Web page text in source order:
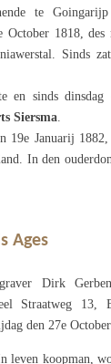
te
October 1818,
Sinds
en sinds
Siersma.
19e Januarij
In den
Ages
Dirk
Straatweg
den 27e
leven koopman,